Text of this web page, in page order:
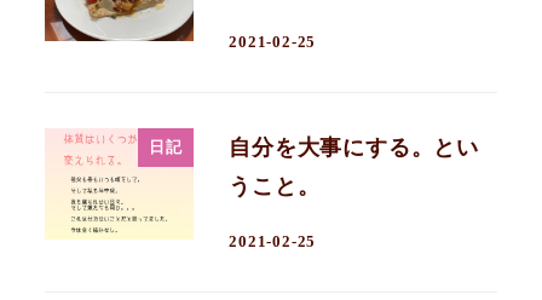
2021-02-25
日記
自分を大事にする。とい
うこと。
2021-02-25